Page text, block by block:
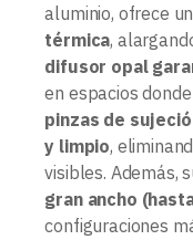
aluminio, ofrece
térmica,
difusor opal
en espacios
pinzas de
y limpio,
visibles. Además,
gran ancho
configuraciones